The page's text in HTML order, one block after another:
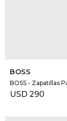
BOSS
BOSS - Zapatillas
USD 290